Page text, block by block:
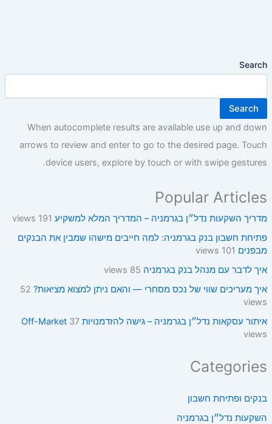
Search
Search
When autocomplete results are available use up and down
arrows to review and enter to go to the desired page. Touch
device users, explore by touch or with swipe gestures.
Popular Articles
מדריך השקעות נדל״ן בגרמניה – המדריך המלא למשקיע 191 views
פתיחת חשבון בנק בגרמניה: למה חייבים מישהו שמבין את הבנקים
מבפנים 101 views
איך לדבר עם מנהל בנק בגרמניה 85 views
איך מעריכים שווי של נכס מסחרי — והאם ניתן למצוא מציאות? 52
views
איתור עסקאות נדל״ן בגרמניה – גישה להזדמנויות Off-Market 37
views
Categories
בנקים ופתיחת חשבון
השקעות נדל״ן בגרמניה